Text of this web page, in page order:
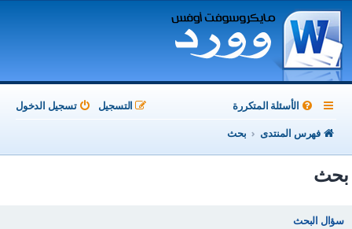
الأسئلة المتكررة تسجيل الدخول
التسجيل
فهرس المنتدى
بحث
بحث
سؤال البحث